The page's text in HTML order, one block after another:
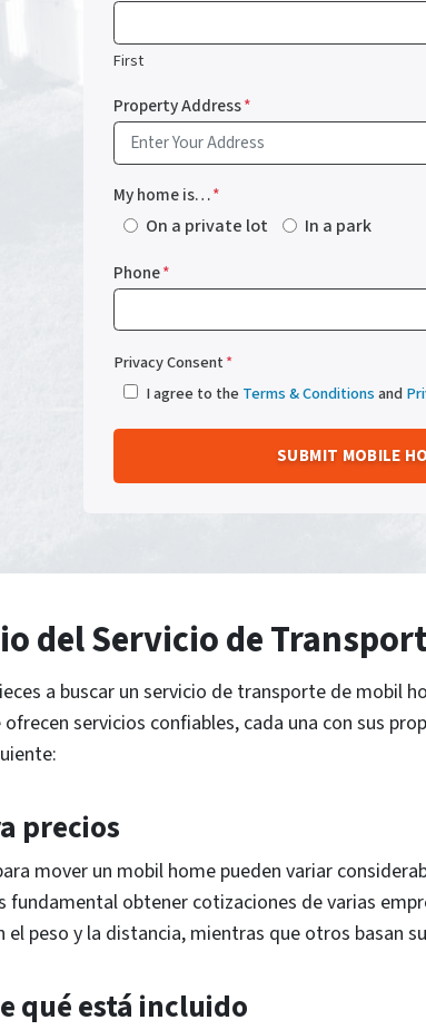
First
Property Address*
My home is…*
On a private lot In a park
Phone*
Privacy Consent*
I agree to the Terms & Conditionsand
del Servicio de
a buscar un servicio de transporte de mobil
servicios confiables, cada una con sus
precios
mover un mobil home pueden variar
fundamental obtener cotizaciones de varias
el peso y la distancia, mientras que otros basan
qué está incluido